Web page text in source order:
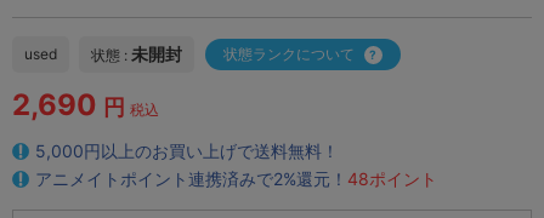
used 状態 : 未開封 状態ランクについて
2,690 円 税込
5,000円以上のお買い上げで送料無料！
アニメイトポイント連携済みで2%還元！ 48ポイント